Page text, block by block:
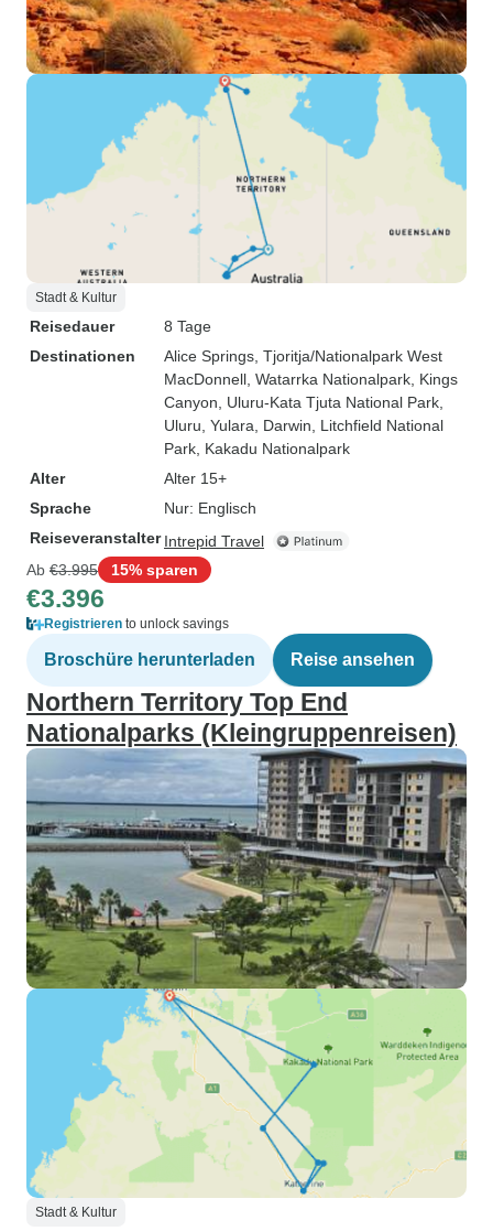
Stadt & Kultur
Reisedauer
8 Tage
Destinationen
Alice Springs , Tjoritja/Nationalpark West
MacDonnell , Watarrka Nationalpark , Kings
Canyon , Uluru-Kata Tjuta National Park
Uluru , Yulara , Darwin , Litchfield National
Park , Kakadu Nationalpark
Alter
Alter 15+
Sprache
Nur: Englisch
Reiseveranstalter Intrepid Travel
Ab €3.995 15% sparen
€3.396
Registrieren to unlock savings
Broschüre herunterladen Reise ansehen
Northern Territory Top End
Nationalparks (Kleingruppenreisen)
Stadt & Kultur